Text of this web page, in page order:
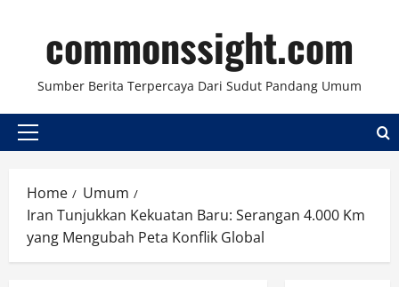
contentcommonssight.com
Sumber Berita Terpercaya Dari Sudut Pandang Umum
Primary
Home
Umum
Iran Tunjukkan Kekuatan Baru: Serangan 4.000 Km
yang Mengubah Peta Konflik Global